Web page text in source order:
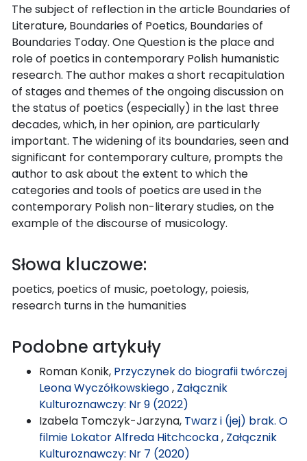
The subject of reflection in the article Boundaries of
Literature, Boundaries of Poetics, Boundaries of
Boundaries Today. One Question is the place and
role of poetics in contemporary Polish humanistic
research. The author makes a short recapitulation
of stages and themes of the ongoing discussion on
the status of poetics (especially) in the last three
decades, which, in her opinion, are particularly
important. The widening of its boundaries, seen and
significant for contemporary culture, prompts the
author to ask about the extent to which the
categories and tools of poetics are used in the
contemporary Polish non-literary studies, on the
example of the discourse of musicology.
Słowa kluczowe:
poetics, poetics of music, poetology, poiesis,
research turns in the humanities
Podobne artykuły
Roman Konik, Przyczynek do biografii twórczej
Leona Wyczółkowskiego, Załącznik
Kulturoznawczy: Nr 9 (2022)
Izabela Tomczyk-Jarzyna, Twarz i (jej) brak. O
filmie Lokator Alfreda Hitchcocka, Załącznik
Kulturoznawczy: Nr 7 (2020)